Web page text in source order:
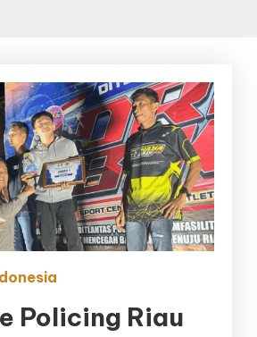
Policing Riau